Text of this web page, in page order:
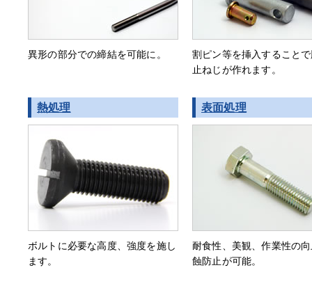
異形の部分での締結を可能に。
割ピン等を挿入すること
止ねじが作れます。
熱処理
ボルトに必要な高度、強度を施し
ます。
表面処理
耐食性、美観、作業性の
蝕防止が可能。